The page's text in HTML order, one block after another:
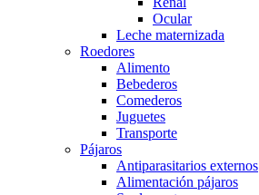
Ocular
Leche maternizada
Roedores
Alimento
Bebederos
Comederos
Juguetes
Transporte
Pájaros
Antiparasitarios externos
Alimentación pájaros